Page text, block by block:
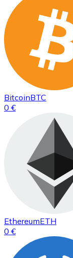
BitcoinBTC
0 €
EthereumETH
0 €